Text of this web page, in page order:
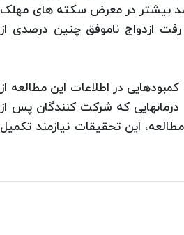
اند، نشان داد مردانی که در ازدواج ناموفق بوده اند 64 درصد بیشتر در معرض سکته های مهلک
رفت ازدواج ناموفق چنین درصدی از
در اطلاعات این مطالعه از
که شرکت کنندگان پس از
این تحقیقات نیازمند تکمیل